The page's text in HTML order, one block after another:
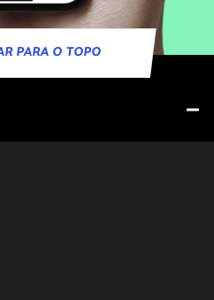
PARA O TOPO